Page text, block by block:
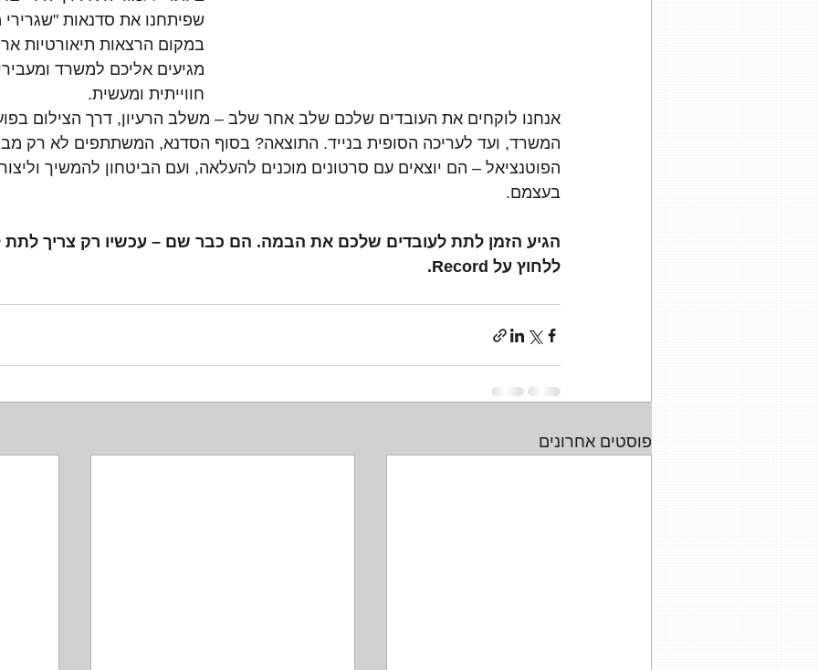
שפיתחנו את סדנאות "שגרירי
במקום הרצאות תיאורטיות
מגיעים אליכם למשרד
חווייתית ומעשית.
אנחנו לוקחים את העובדים שלכם שלב אחר שלב – משלב הרעיון, דרך הצילום
המשרד, ועד לעריכה הסופית בנייד. התוצאה? בסוף הסדנא, המשתתפים לא רק
הפוטנציאל – הם יוצאים עם סרטונים מוכנים להעלאה, ועם הביטחון להמשיך
בעצמם.
הגיע הזמן לתת לעובדים שלכם את הבמה. הם כבר שם – עכשיו רק צריך
ללחוץ על Record.
פוסטים אחרונים